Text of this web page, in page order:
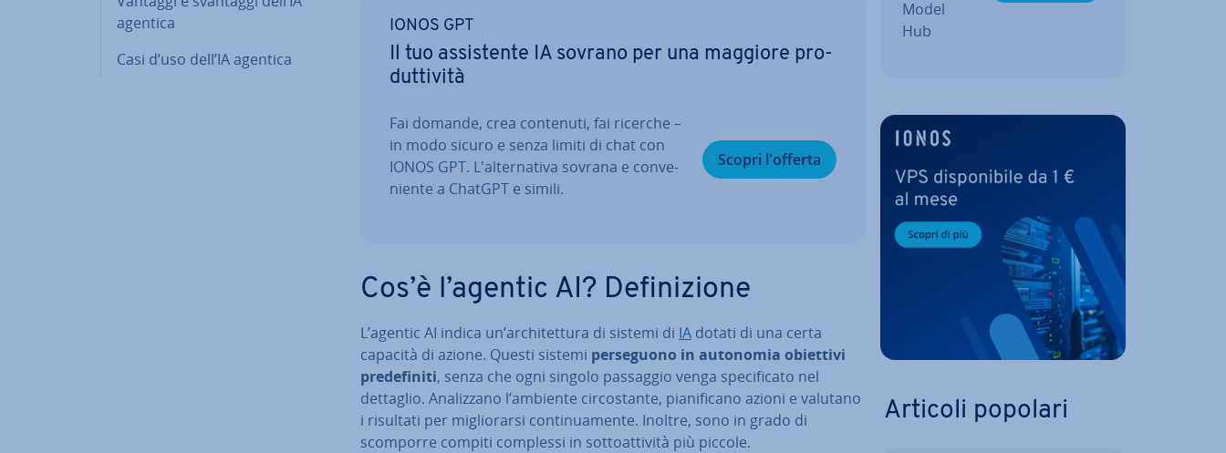
agentica
Casi d’uso dell’IA agentica
IONOS GPT
Il tuo as­si­sten­te IA sovrano per una maggiore pro­
dut­ti­vi­tà
Fai domande, crea contenuti, fai ricerche –
in modo sicuro e senza limiti di chat con
IONOS GPT. L'al­ter­na­ti­va sovrana e con­ve­
nien­te a ChatGPT e simili.
Scopri l'offerta
Cos’è l’agentic AI? De­fi­ni­zio­ne
L’agentic AI indica un’ar­chi­tet­tu­ra di sistemi di IA dotati di una certa
capacità di azione. Questi sistemi per­se­guo­no in autonomia obiettivi
pre­de­fi­ni­ti, senza che ogni singolo passaggio venga spe­ci­fi­ca­to nel
dettaglio. Ana­liz­za­no l’ambiente cir­co­stan­te, pia­ni­fi­ca­no azioni e valutano
i risultati per mi­glio­rar­si con­ti­nua­men­te. Inoltre, sono in grado di
scomporre compiti complessi in sot­toat­ti­vi­tà più piccole.
Model
Hub
Articoli popolari